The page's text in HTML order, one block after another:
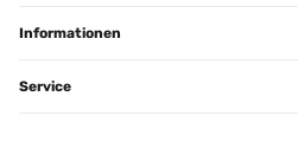
Informationen
Service